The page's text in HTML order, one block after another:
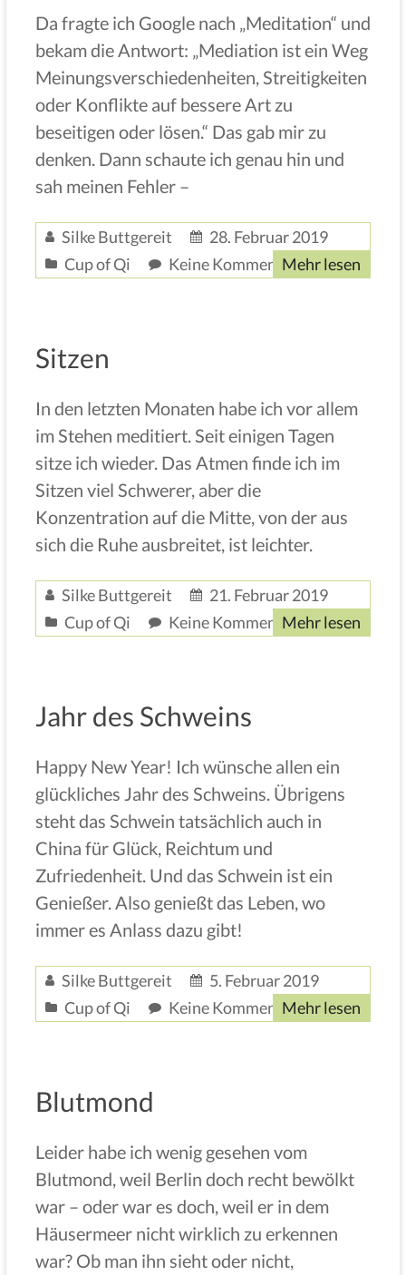
Da fragte ich Google nach „Meditation“ und
bekam die Antwort: „Mediation ist ein Weg
Meinungsverschiedenheiten, Streitigkeiten
oder Konflikte auf bessere Art zu
beseitigen oder lösen.“ Das gab mir zu
denken. Dann schaute ich genau hin und
sah meinen Fehler –
Silke Buttgereit
28. Februar 2019
Cup of Qi
Keine KommentareMehr lesen
Sitzen
In den letzten Monaten habe ich vor allem
im Stehen meditiert. Seit einigen Tagen
sitze ich wieder. Das Atmen finde ich im
Sitzen viel Schwerer, aber die
Konzentration auf die Mitte, von der aus
sich die Ruhe ausbreitet, ist leichter.
Silke Buttgereit
21. Februar 2019
Cup of Qi
Keine KommentareMehr lesen
Jahr des Schweins
Happy New Year! Ich wünsche allen ein
glückliches Jahr des Schweins. Übrigens
steht das Schwein tatsächlich auch in
China für Glück, Reichtum und
Zufriedenheit. Und das Schwein ist ein
Genießer. Also genießt das Leben, wo
immer es Anlass dazu gibt!
Silke Buttgereit
5. Februar 2019
Cup of Qi
Keine KommentareMehr lesen
Blutmond
Leider habe ich wenig gesehen vom
Blutmond, weil Berlin doch recht bewölkt
war – oder war es doch, weil er in dem
Häusermeer nicht wirklich zu erkennen
war? Ob man ihn sieht oder nicht,